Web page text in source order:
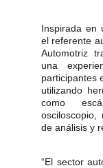
Inspirada en
el referente
Automotriz
una
participantes
utilizando
como
osciloscopio,
de análisis y
“El sector